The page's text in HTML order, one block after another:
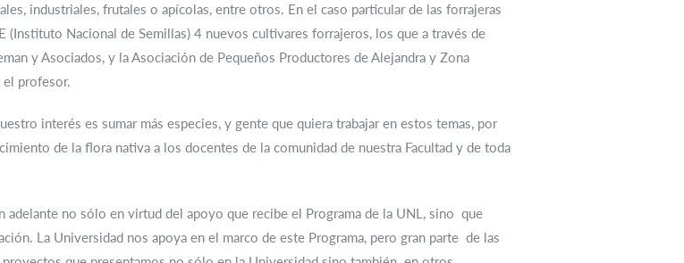
industriales, frutales o apícolas, entre otros. En el caso particular de las forrajeras
(Instituto Nacional de Semillas) 4 nuevos cultivares forrajeros, los que a través de
y Asociados, y la Asociación de Pequeños Productores de Alejandra y Zona
el profesor.
interés es sumar más especies, y gente que quiera trabajar en estos temas, por
de la flora nativa a los docentes de la comunidad de nuestra Facultad y de toda
adelante no sólo en virtud del apoyo que recibe el Programa de la UNL, sino que
La Universidad nos apoya en el marco de este Programa, pero gran parte de las